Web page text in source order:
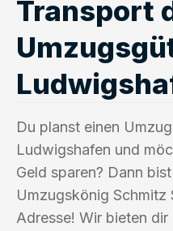
Transport
Du planst einen
Ludwigshafen und
Geld sparen? Dann
Umzugskönig Schmitz
Adresse! Wir bieten